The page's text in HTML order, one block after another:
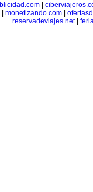
|
monetizando.com
reservadeviajes.net|